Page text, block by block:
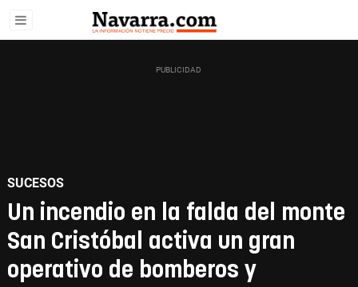
SUCESOS
Un incendio en la falda del monte
San Cristóbal activa un gran
operativo de bomberos y